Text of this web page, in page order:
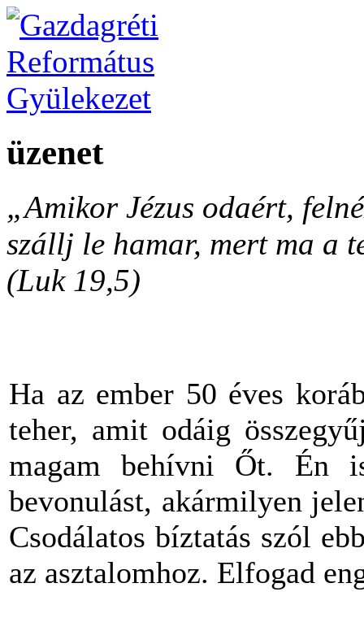
üzenet
„Amikor Jézus odaért,
szállj le hamar, mert ma a
(Luk 19,5)
Ha az ember 50 éves
teher, amit odáig
magam behívni Őt. Én
bevonulást, akármilyen
Csodálatos bíztatás szól
az asztalomhoz. Elfogad